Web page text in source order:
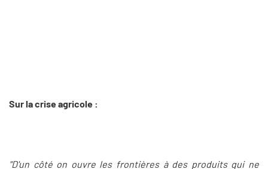
Sur la crise agricole :
"D'un côté on ouvre les frontières à des produits qui ne